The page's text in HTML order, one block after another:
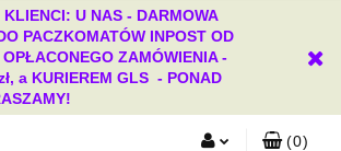
KLIENCI: U NAS - DARMOWA
PACZKOMATÓW INPOST OD
ZAMÓWIENIA -
a KURIEREM GLS - PONAD
(0)